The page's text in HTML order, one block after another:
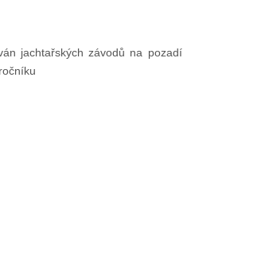
jachtařských závodů na pozadí